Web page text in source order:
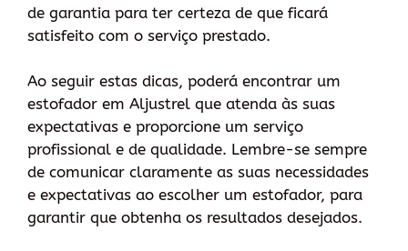
de garantia para ter certeza de que ficará
satisfeito com o serviço prestado.
Ao seguir estas dicas, poderá encontrar um
estofador em Aljustrel que atenda às suas
expectativas e proporcione um serviço
profissional e de qualidade. Lembre-se sempre
de comunicar claramente as suas necessidades
e expectativas ao escolher um estofador, para
garantir que obtenha os resultados desejados.